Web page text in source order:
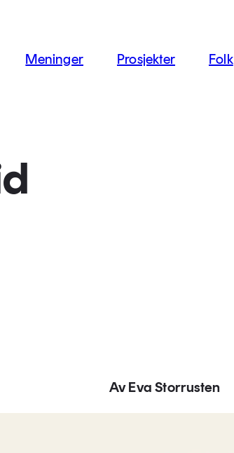
Meninger Prosjekter Folk
Av Eva Storrusten